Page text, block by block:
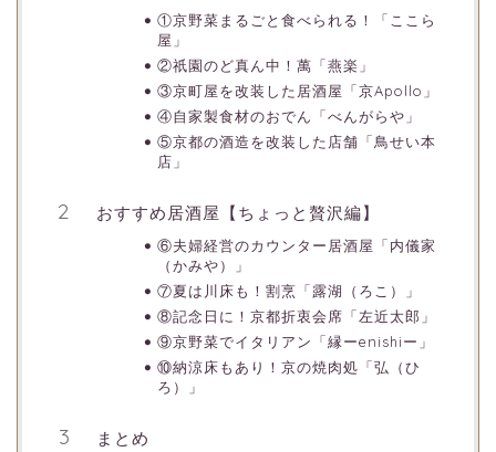
①京野菜まるごと食べられる！「ここら
屋」
②祇園のど真ん中！萬「燕楽」
③京町屋を改装した居酒屋「京Apollo」
④自家製食材のおでん「べんがらや」
⑤京都の酒造を改装した店舗「鳥せい本
店」
おすすめ居酒屋【ちょっと贅沢編】
⑥夫婦経営のカウンター居酒屋「内儀家
（かみや）」
⑦夏は川床も！割烹「露湖（ろこ）」
⑧記念日に！京都折衷会席「左近太郎」
⑨京野菜でイタリアン「縁ーenishiー」
⑩納涼床もあり！京の焼肉処「弘（ひ
ろ）」
まとめ